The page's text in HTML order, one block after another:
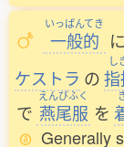
いっぱんてき
一般的 に
ケストラ の
し
で
えんびふく
燕尾服 を
Generally